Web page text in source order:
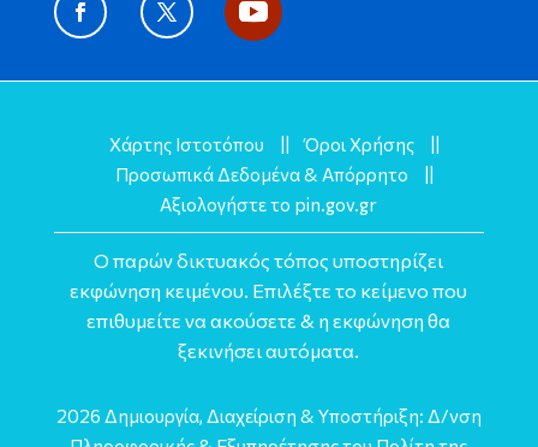
Χάρτης Ιστοτόπου Όροι Χρήσης
Προσωπικά Δεδομένα & Απόρρητο
Αξιολογήστε το pin.gov.gr
Ο παρών δικτυακός τόπος υποστηρίζει
εκφώνηση κειμένου. Επιλέξτε το κείμενο που
επιθυμείτε να ακούσετε & η εκφώνηση θα
ξεκινήσει αυτόματα.
2026 Δημιουργία, Διαχείριση & Υποστήριξη: Δ/νση